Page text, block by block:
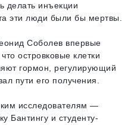
делать инъекции
эти люди были бы мертвы.
Соболев впервые
островковые клетки
гормон, регулирующий
пути его получения.
исследователям —
Бантингу и студенту-